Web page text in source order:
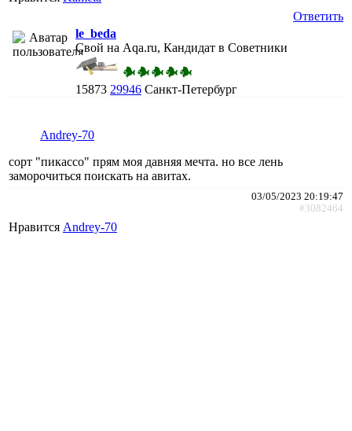
Ответить
le_beda
Свой на Aqa.ru, Кандидат в Советники
15873 29946 Санкт-Петербург
Andrey-70
сорт "пикассо" прям моя давняя мечта. но все лень
заморочиться поискать на авитах.
03/05/2023 20:19:47
#3082464
Нравится Andrey-70